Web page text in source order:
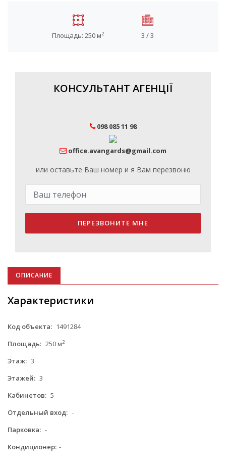
Площадь: 250 м2 3 / 3
КОНСУЛЬТАНТ АГЕНЦІЇ
098 085 11 98
office.avangards@gmail.com
или оставьте Ваш номер и я Вам перезвоню
ПЕРЕЗВОНИТЕ МНЕ
ОПИСАНИЕ
Характеристики
Код объекта: 1491284
Площадь: 250 м2
Этаж: 3
Этажей: 3
Кабинетов: 5
Отдельный вход: -
Парковка: -
Кондиционер: -